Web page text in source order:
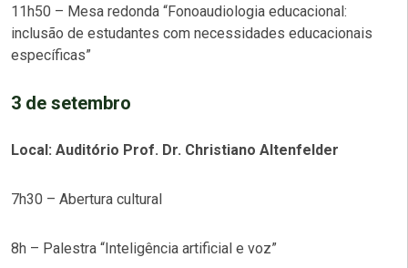
11h50 – Mesa redonda “Fonoaudiologia educacional:
inclusão de estudantes com necessidades educacionais
específicas”
3 de setembro
Local: Auditório Prof. Dr. Christiano Altenfelder
7h30 – Abertura cultural
8h – Palestra “Inteligência artificial e voz”